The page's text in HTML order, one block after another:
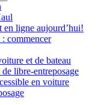
en ligne aujourd’hui!
commencer
et de bateau
libre-entreposage
en voiture